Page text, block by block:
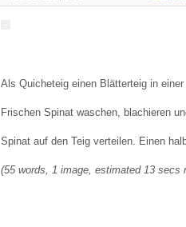
Als Quicheteig einen Blätterteig in
Frischen Spinat waschen, blachieren
Spinat auf den Teig verteilen. Einen
(55 words, 1 image, estimated 13 secs